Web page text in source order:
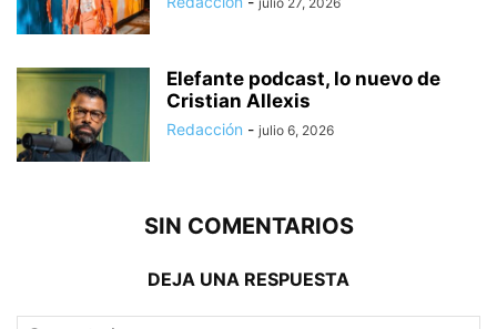
Elefante podcast, lo nuevo de
Cristian Allexis
Redacción - julio 6, 2026
SIN COMENTARIOS
DEJA UNA RESPUESTA